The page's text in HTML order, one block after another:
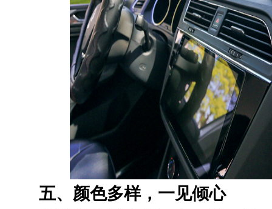
五、颜色多样，一见倾心